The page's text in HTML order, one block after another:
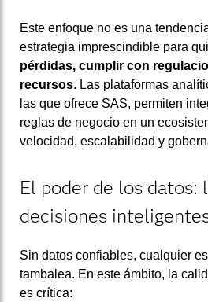
Este enfoque no es una
estrategia imprescindible para
pérdidas, cumplir con
recursos. Las plataformas
las que ofrece SAS, permiten
reglas de negocio en un
velocidad, escalabilidad y
El poder de los datos:
decisiones
Sin datos confiables, cualquier
tambalea. En este ámbito, la
es crítica: